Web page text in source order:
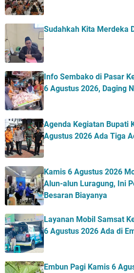
Sudahkah Kita Merdeka
Info Sembako di Pasar
6 Agustus 2026, Daging
Agenda Kegiatan Bupati
Agustus 2026 Ada Tiga
Kamis 6 Agustus 2026
Alun-alun Luragung, Ini
Besaran Biayanya
Layanan Mobil Samsat
6 Agustus 2026 Ada di
Embun Pagi Kamis 6